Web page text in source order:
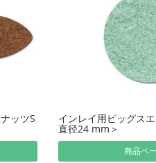
ッツS インレイ用ピッグス
直径24 mm＞
商品ペ